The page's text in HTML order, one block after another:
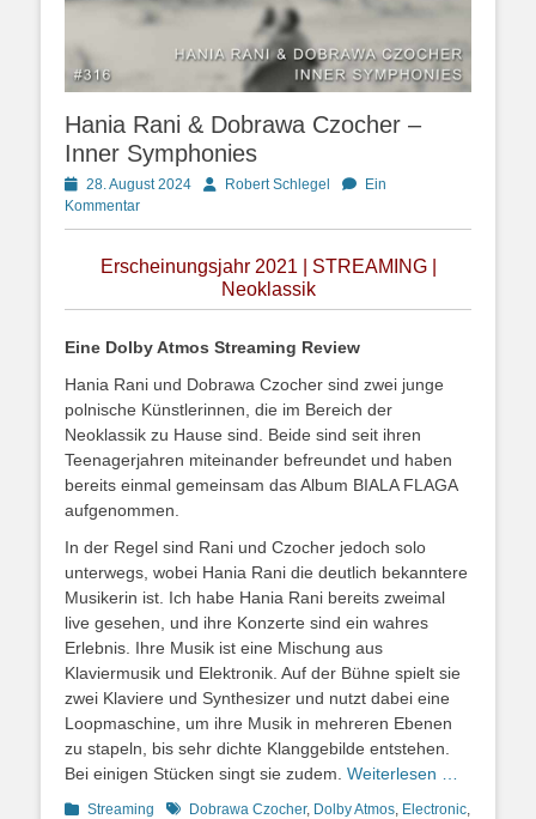
Hania Rani & Dobrawa Czocher –
Inner Symphonies
Posted
on
28. August 2024 AutorRobert Schlegel
Ein
Kommentar
Erscheinungsjahr 2021 | STREAMING |
Neoklassik
Eine Dolby Atmos Streaming Review
Hania Rani und Dobrawa Czocher sind zwei junge
polnische Künstlerinnen, die im Bereich der
Neoklassik zu Hause sind. Beide sind seit ihren
Teenagerjahren miteinander befreundet und haben
bereits einmal gemeinsam das Album BIALA FLAGA
aufgenommen.
In der Regel sind Rani und Czocher jedoch solo
unterwegs, wobei Hania Rani die deutlich bekanntere
Musikerin ist. Ich habe Hania Rani bereits zweimal
live gesehen, und ihre Konzerte sind ein wahres
Erlebnis. Ihre Musik ist eine Mischung aus
Klaviermusik und Elektronik. Auf der Bühne spielt sie
zwei Klaviere und Synthesizer und nutzt dabei eine
Loopmaschine, um ihre Musik in mehreren Ebenen
zu stapeln, bis sehr dichte Klanggebilde entstehen.
Bei einigen Stücken singt sie zudem. Weiterlesen …
Kategorien
Streaming Schlagworte
Dobrawa Czocher, Dolby Atmos Electronic